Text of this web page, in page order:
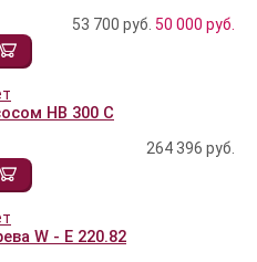
53 700 руб. 50 000 руб.
HB 300 C
264 396 руб.
W - E 220.82